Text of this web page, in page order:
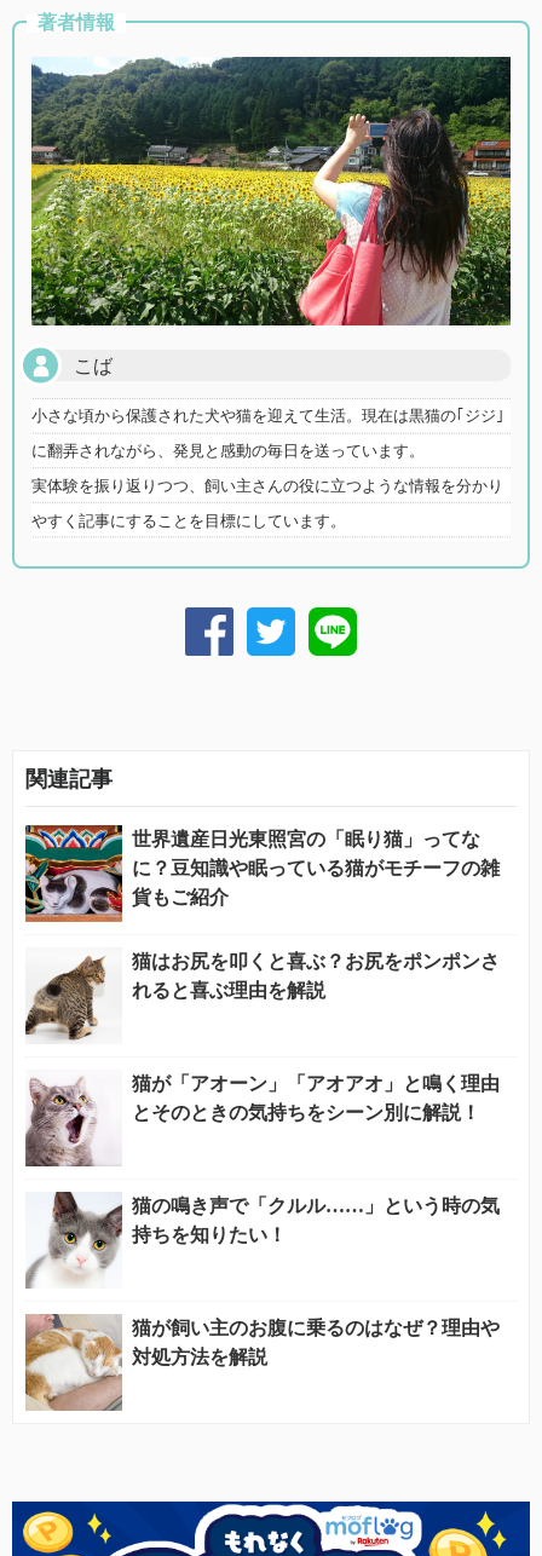
著者情報
こば
小さな頃から保護された犬や猫を迎えて生活。現在は黒猫の｢ジジ｣
に翻弄されながら、発見と感動の毎日を送っています。
実体験を振り返りつつ、飼い主さんの役に立つような情報を分かり
やすく記事にすることを目標にしています。
関連記事
世界遺産日光東照宮の「眠り猫」ってな
に？豆知識や眠っている猫がモチーフの雑
貨もご紹介
猫はお尻を叩くと喜ぶ？お尻をポンポンさ
れると喜ぶ理由を解説
猫が「アオーン」「アオアオ」と鳴く理由
とそのときの気持ちをシーン別に解説！
猫の鳴き声で「クルル……」という時の気
持ちを知りたい！
猫が飼い主のお腹に乗るのはなぜ？理由や
対処方法を解説